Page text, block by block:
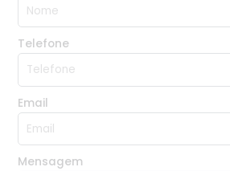
Telefone
Email
Mensagem